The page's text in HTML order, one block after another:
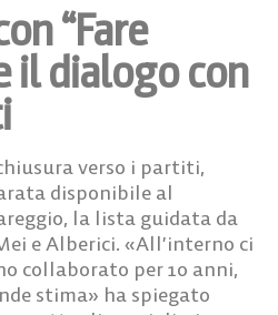
“Fare
il dialogo con
verso i partiti,
disponibile al
la lista guidata da
e Alberici. «All’interno ci
collaborato per 10 anni,
stima» ha spiegato